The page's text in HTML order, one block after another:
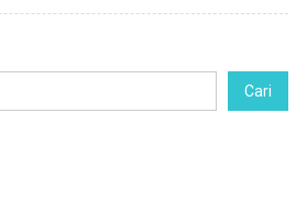
Cari